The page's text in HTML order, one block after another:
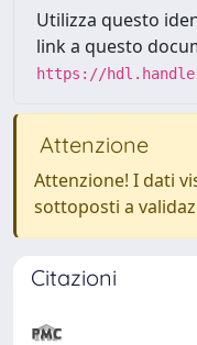
Utilizza questo
link a questo
https://
Attenzione
Attenzione! I dati
sottoposti a
Citazioni